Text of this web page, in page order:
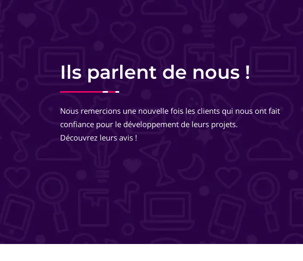
Ils parlent de nous !
Nous remercions une nouvelle fois les clients qui nous ont fait
confiance pour le développement de leurs projets.
Découvrez leurs avis !
Equipe très pro, très réactive. De très bons conseils, des
travailler avec eux ! Ils pensent à tout ! Je recommande totalement,
même les yeux fermés !